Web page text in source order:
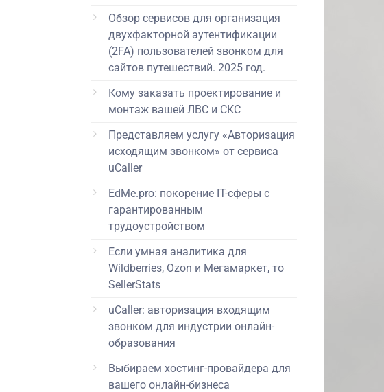
Обзор сервисов для организация
двухфакторной аутентификации
(2FA) пользователей звонком для
сайтов путешествий. 2025 год.
Кому заказать проектирование и
монтаж вашей ЛВС и СКС
Представляем услугу «Авторизация
исходящим звонком» от сервиса
uCaller
EdMe.pro: покорение IT-сферы с
гарантированным
трудоустройством
Если умная аналитика для
Wildberries, Ozon и Мегамаркет, то
SellerStats
uCaller: авторизация входящим
звонком для индустрии онлайн-
образования
Выбираем хостинг-провайдера для
вашего онлайн-бизнеса